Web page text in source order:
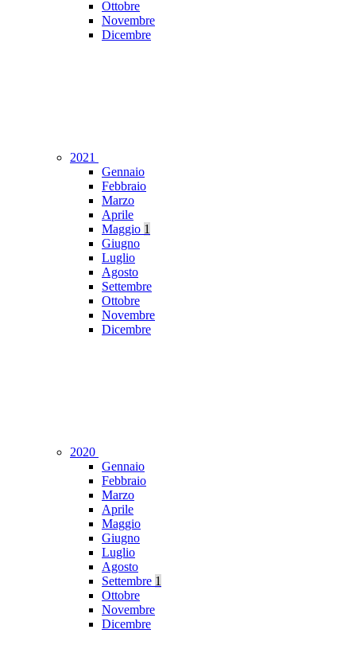
Ottobre
Novembre
Dicembre
2021
Gennaio
Febbraio
Marzo
Aprile
Maggio 1
Giugno
Luglio
Agosto
Settembre
Ottobre
Novembre
Dicembre
2020
Gennaio
Febbraio
Marzo
Aprile
Maggio
Giugno
Luglio
Agosto
Settembre 1
Ottobre
Novembre
Dicembre